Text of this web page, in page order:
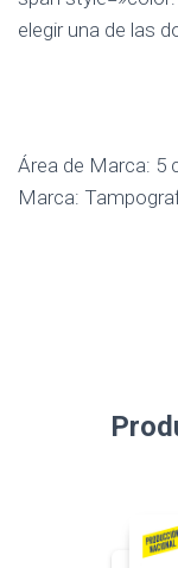
elegir una de las
Área de Marca: 5
Marca: